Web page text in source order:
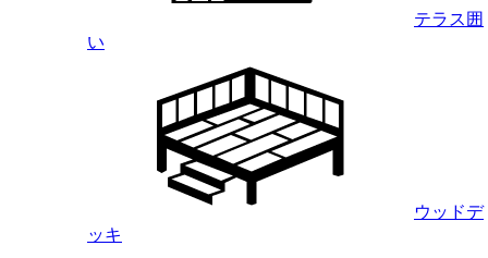
テラス囲
い
ウッドデ
ッキ